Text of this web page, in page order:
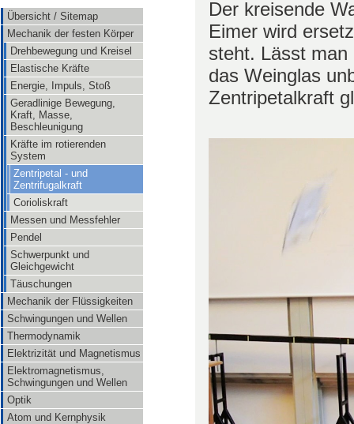
Übersicht / Sitemap
Mechanik der festen Körper
Drehbewegung und Kreisel
Elastische Kräfte
Energie, Impuls, Stoß
Geradlinige Bewegung,
Kraft, Masse,
Beschleunigung
Kräfte im rotierenden
System
Zentripetal - und
Zentrifugalkraft
Corioliskraft
Messen und Messfehler
Pendel
Schwerpunkt und
Gleichgewicht
Täuschungen
Mechanik der Flüssigkeiten
Schwingungen und Wellen
Thermodynamik
Elektrizität und Magnetismus
Elektromagnetismus,
Schwingungen und Wellen
Optik
Atom und Kernphysik
Der kreisende
Eimer wird
steht. Lässt man
das Weinglas
Zentripetalkraft